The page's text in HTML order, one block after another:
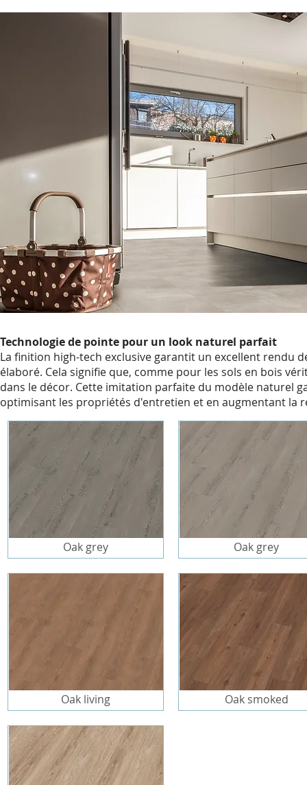
Technologie de pointe pour un look naturel parfait
La finition high-tech exclusive garantit un excellent rendu
élaboré. Cela signifie que, comme pour les sols en bois
dans le décor. Cette imitation parfaite du modèle naturel
optimisant les propriétés d'entretien et en augmentant la
Oak grey
Oak living
Oak grey
Oak smoked